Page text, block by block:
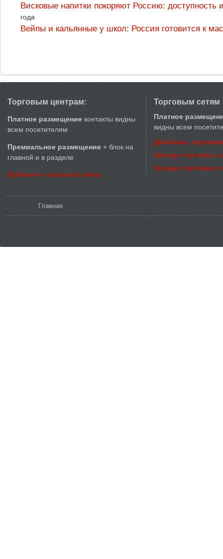
Висковые напитки покоряют Россию:
года
Вейпы и кальянные у школ: Россия готовится к
Торговым центрам:
Платное размещение контакты видны
всем посетителям
Премиальное размещение + блок на
главной и в разделе
Добавить торговый центр
Торговым сетям
Платное
видны всем
Добавить
Аренда торговых
Аренда торговых
Главная